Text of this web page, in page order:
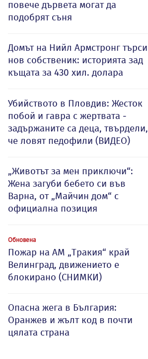
повече дървета могат да
подобрят съня
Домът на Нийл Армстронг търси
нов собственик: историята зад
къщата за 430 хил. долара
Убийството в Пловдив: Жесток
побой и гавра с жертвата -
задържаните са деца, твърдели,
че ловят педофили (ВИДЕО)
„Животът за мен приключи“:
Жена загуби бебето си във
Варна, от „Майчин дом“ с
официална позиция
Обновена
Пожар на АМ „Тракия“ край
Велинград, движението е
блокирано (СНИМКИ)
Опасна жега в България:
Оранжев и жълт код в почти
цялата страна